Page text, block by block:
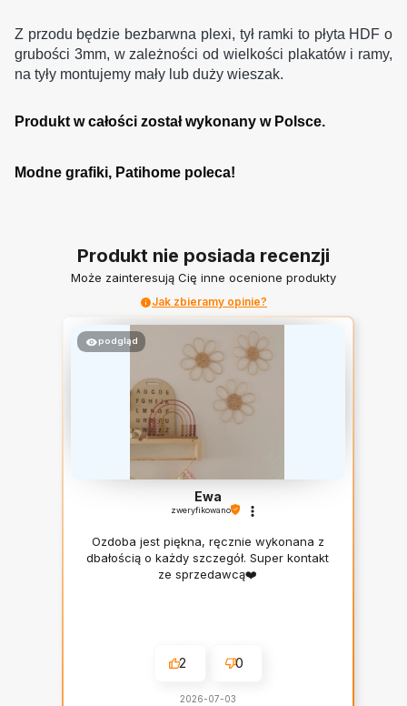
Z przodu będzie bezbarwna plexi, tył ramki to płyta HDF o
grubości 3mm, w zależności od wielkości plakatów i ramy,
na tyły montujemy mały lub duży wieszak.
Produkt w całości został wykonany w Polsce.
Modne grafiki, Patihome poleca!
Produkt nie posiada recenzji
Może zainteresują Cię inne ocenione produkty
Jak zbieramy opinie?
podgląd
Ewa
zweryfikowano
Ozdoba jest piękna, ręcznie wykonana z
dbałością o każdy szczegół. Super kontakt
ze sprzedawcą❤️
2 0
2026-07-03